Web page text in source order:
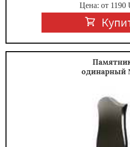
Цена: от 1190
одинарный